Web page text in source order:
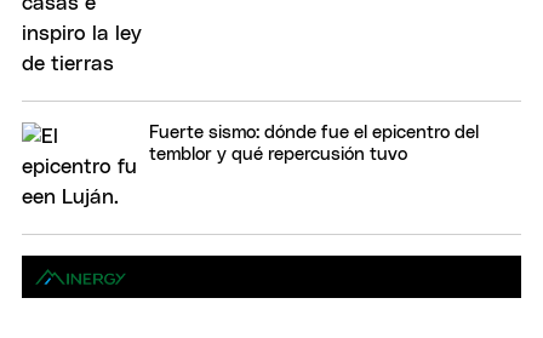
Fuerte sismo: dónde fue el epicentro del
temblor y qué repercusión tuvo